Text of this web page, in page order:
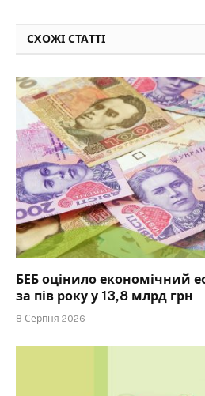
СХОЖІ СТАТТІ
БЕБ оцінило економічний
за пів року у 13,8 млрд грн
8 Серпня 2026